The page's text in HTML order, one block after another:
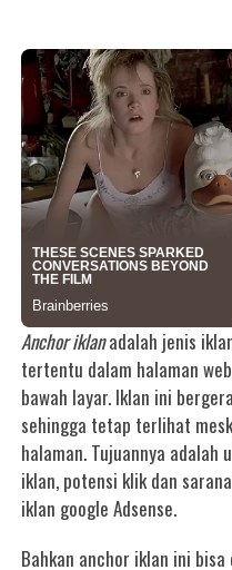
Anchor iklanadalah jenis
tertentu dalam halaman
bawah layar. Iklan ini
sehingga tetap terlihat
halaman. Tujuannya
iklan, potensi klik dan
iklan google Adsense.
Bahkan anchor iklan ini